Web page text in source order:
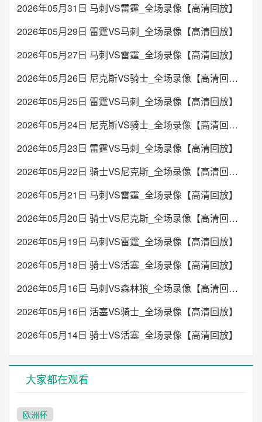
2026年05月31日 马刺VS雷霆_全场录像【高清回放】
2026年05月29日 雷霆VS马刺_全场录像【高清回放】
2026年05月27日 马刺VS雷霆_全场录像【高清回放】
2026年05月26日 尼克斯VS骑士_全场录像【高清回放】
2026年05月25日 雷霆VS马刺_全场录像【高清回放】
2026年05月24日 尼克斯VS骑士_全场录像【高清回放】
2026年05月23日 雷霆VS马刺_全场录像【高清回放】
2026年05月22日 骑士VS尼克斯_全场录像【高清回放】
2026年05月21日 马刺VS雷霆_全场录像【高清回放】
2026年05月20日 骑士VS尼克斯_全场录像【高清回放】
2026年05月19日 马刺VS雷霆_全场录像【高清回放】
2026年05月18日 骑士VS活塞_全场录像【高清回放】
2026年05月16日 马刺VS森林狼_全场录像【高清回放】
2026年05月16日 活塞VS骑士_全场录像【高清回放】
2026年05月14日 骑士VS活塞_全场录像【高清回放】
大家都在观看
欧洲杯